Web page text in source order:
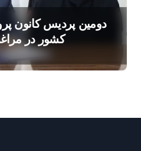
دومین پردیس کانون
کشور در